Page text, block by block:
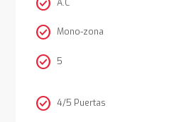
A.C
check_circle Mono-zona
check_circle 5
check_circle 4/5 Puertas